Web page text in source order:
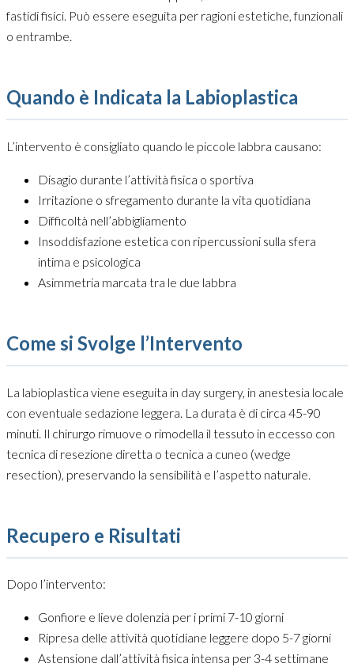
fastidi fisici. Può essere eseguita per ragioni estetiche, funzionali
o entrambe.
Quando è Indicata la Labioplastica
L’intervento è consigliato quando le piccole labbra causano:
Disagio durante l’attività fisica o sportiva
Irritazione o sfregamento durante la vita quotidiana
Difficoltà nell’abbigliamento
Insoddisfazione estetica con ripercussioni sulla sfera
intima e psicologica
Asimmetria marcata tra le due labbra
Come si Svolge l’Intervento
La labioplastica viene eseguita in day surgery, in anestesia locale
con eventuale sedazione leggera. La durata è di circa 45-90
minuti. Il chirurgo rimuove o rimodella il tessuto in eccesso con
tecnica di resezione diretta o tecnica a cuneo (wedge
resection), preservando la sensibilità e l’aspetto naturale.
Recupero e Risultati
Dopo l’intervento:
Gonfiore e lieve dolenzia per i primi 7-10 giorni
Ripresa delle attività quotidiane leggere dopo 5-7 giorni
Astensione dall’attività fisica intensa per 3-4 settimane